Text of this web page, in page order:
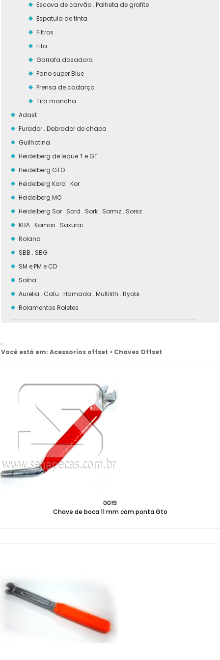
Escova de carvão . Palheta de grafite
Espatula de tinta
Filtros
Fita
Garrafa dosadora
Pano super Blue
Prensa de cadarço
Tira mancha
Adast
Furador . Dobrador de chapa
Guilhotina
Heidelberg de leque T e GT
Heidelberg GTO
Heidelberg Kord . Kor
Heidelberg MO
Heidelberg Sor . Sord . Sork . Sormz . Sorsz
KBA . Komori . Sakurai
Roland
SBB . SBG
SM e PM e CD
Solna
Aurelia . Catu . Hamada . Multilith . Ryobi
Rolamentos Roletes
;
Você está em: Acessorios offset > Chaves Offset
0019
Chave de boca 11 mm com ponta Gto